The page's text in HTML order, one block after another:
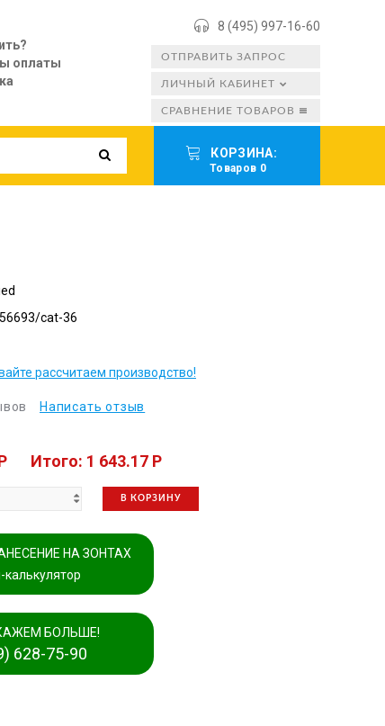
оплаты
8 (495) 997-16-60
ОТПРАВИТЬ ЗАПРОС
СРАВНЕНИЕ ТОВАРОВ
ЛИЧНЫЙ КАБИНЕТ
КОРЗИНА:
Товаров 0
cat-36
рассчитаем производство!
Написать отзыв
Итого: 1 643.17 P
В КОРЗИНУ
НА ЗОНТАХ
калькулятор
БОЛЬШЕ!
628-75-90